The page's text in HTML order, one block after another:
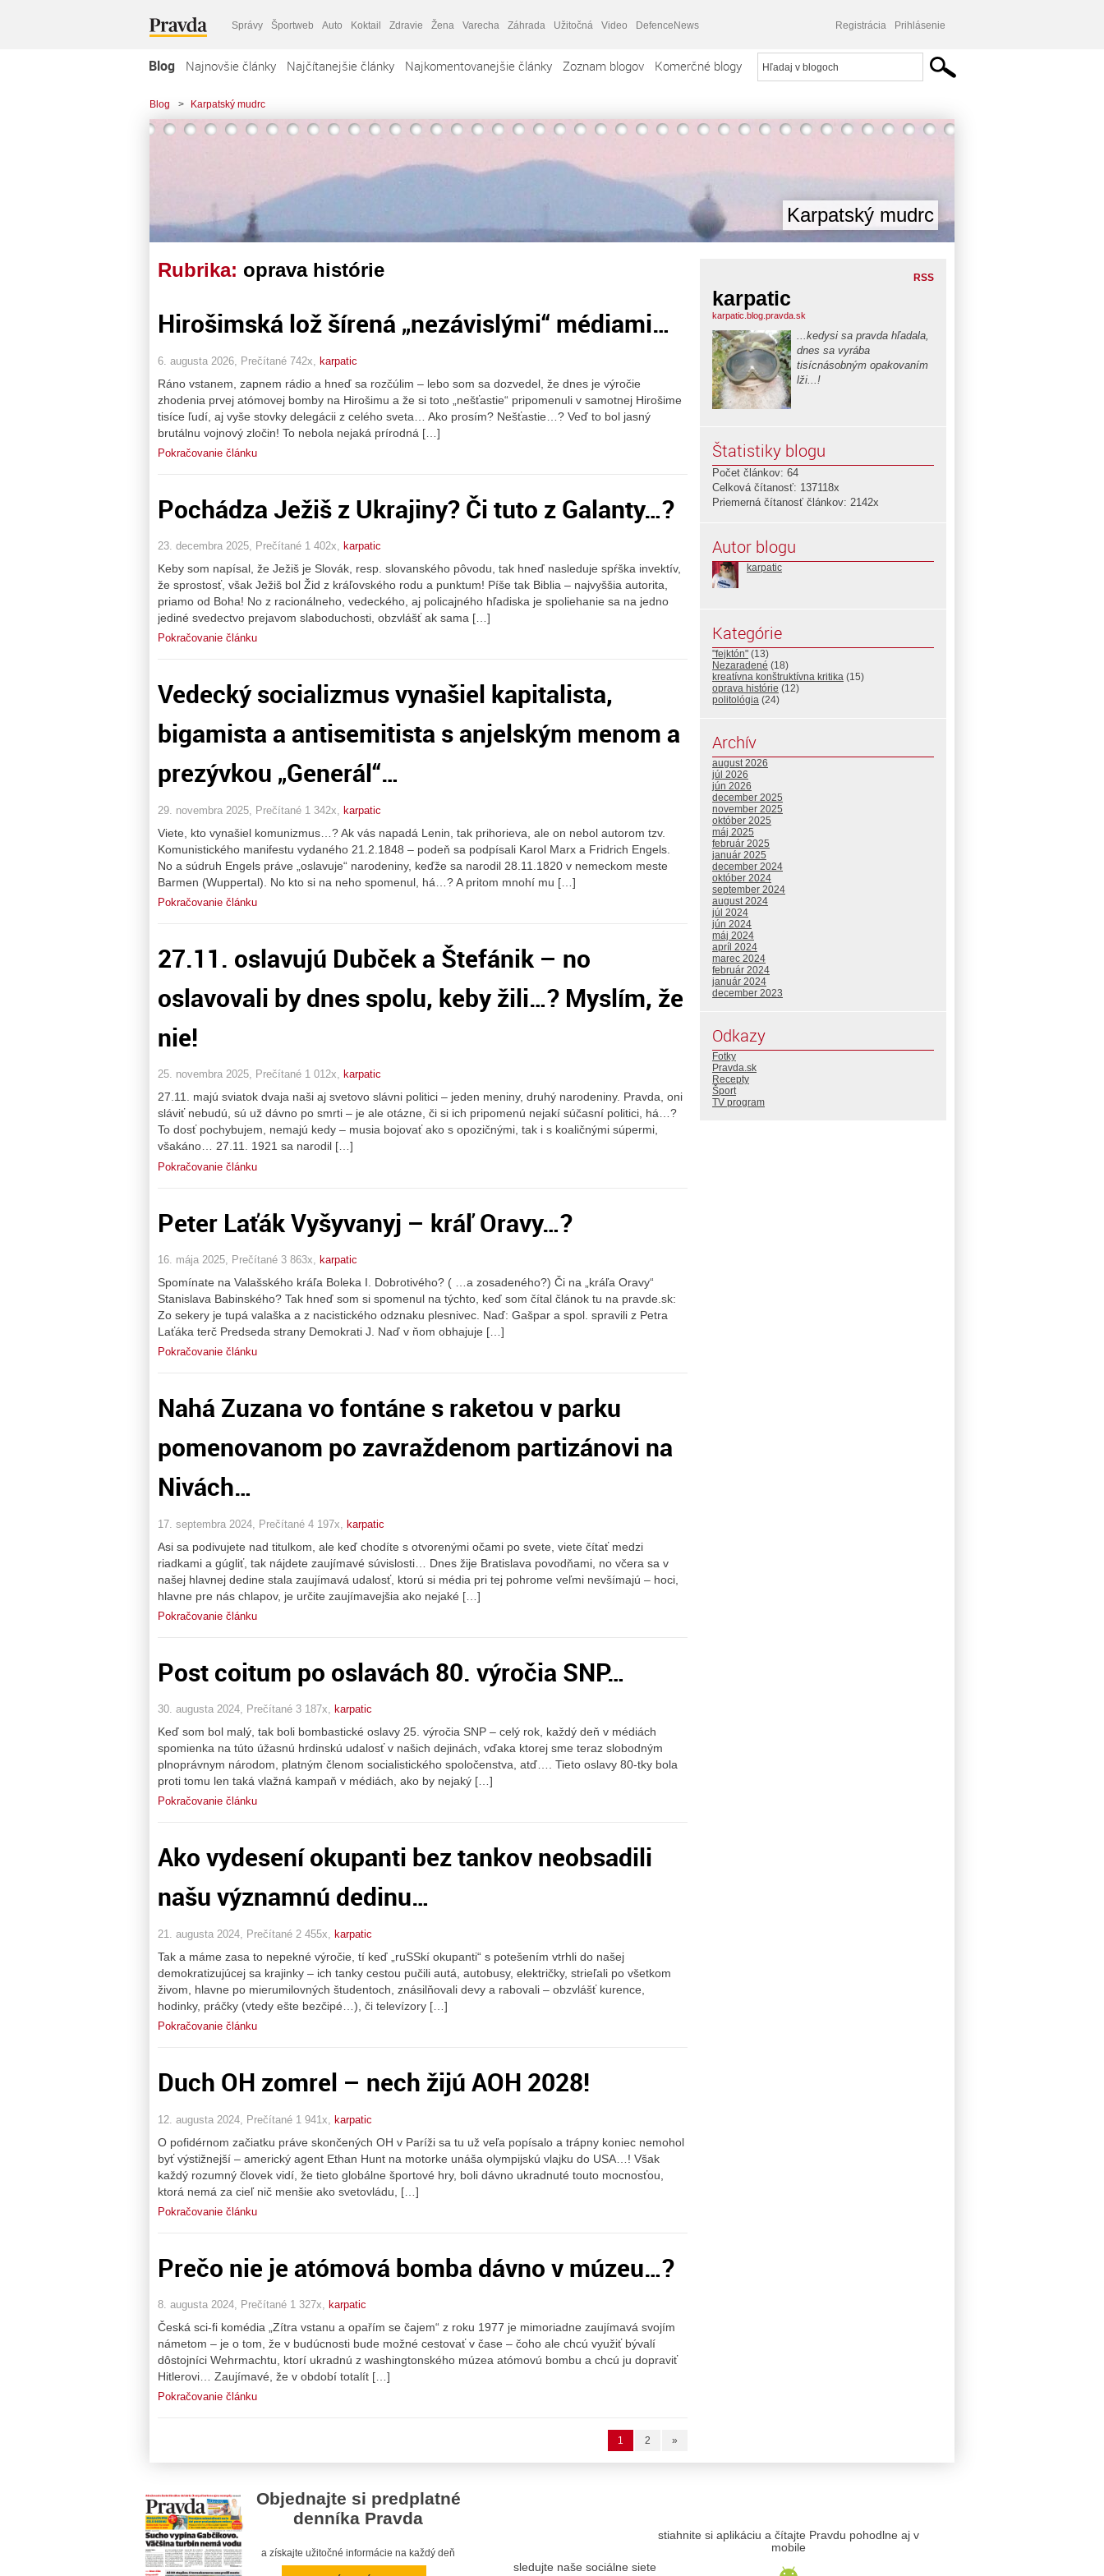
Správy Športweb Auto Koktail Zdravie Žena Varecha Záhrada Užitočná Video DefenceNews Registrácia Prihlásenie
Blog Najnovšie články Najčítanejšie články Najkomentovanejšie články Zoznam blogov Komerčné blogy
Blog > Karpatský mudrc
Karpatský mudrc
Rubrika: oprava histórie
Hirošimská lož šírená „nezávislými“ médiami…
6. augusta 2026, Prečítané 742x, karpatic
Ráno vstanem, zapnem rádio a hneď sa rozčúlim – lebo som sa dozvedel, že dnes je výročie
zhodenia prvej atómovej bomby na Hirošimu a že si toto „nešťastie“ pripomenuli v samotnej Hirošime
tisíce ľudí, aj vyše stovky delegácii z celého sveta… Ako prosím? Nešťastie…? Veď to bol jasný
brutálnu vojnový zločin! To nebola nejaká prírodná […]
Pokračovanie článku
Pochádza Ježiš z Ukrajiny? Či tuto z Galanty…?
23. decembra 2025, Prečítané 1 402x, karpatic
Keby som napísal, že Ježiš je Slovák, resp. slovanského pôvodu, tak hneď nasleduje spŕška invektív,
že sprostosť, však Ježiš bol Žid z kráľovského rodu a punktum! Píše tak Biblia – najvyššia autorita,
priamo od Boha! No z racionálneho, vedeckého, aj policajného hľadiska je spoliehanie sa na jedno
jediné svedectvo prejavom slaboduchosti, obzvlášť ak sama […]
Pokračovanie článku
Vedecký socializmus vynašiel kapitalista,
bigamista a antisemitista s anjelským menom a
prezývkou „Generál“…
29. novembra 2025, Prečítané 1 342x, karpatic
Viete, kto vynašiel komunizmus…? Ak vás napadá Lenin, tak prihorieva, ale on nebol autorom tzv.
Komunistického manifestu vydaného 21.2.1848 – podeň sa podpísali Karol Marx a Fridrich Engels.
No a súdruh Engels práve „oslavuje“ narodeniny, keďže sa narodil 28.11.1820 v nemeckom meste
Barmen (Wuppertal). No kto si na neho spomenul, há…? A pritom mnohí mu […]
Pokračovanie článku
27.11. oslavujú Dubček a Štefánik – no
oslavovali by dnes spolu, keby žili…? Myslím, že
nie!
25. novembra 2025, Prečítané 1 012x, karpatic
27.11. majú sviatok dvaja naši aj svetovo slávni politici – jeden meniny, druhý narodeniny. Pravda, oni
sláviť nebudú, sú už dávno po smrti – je ale otázne, či si ich pripomenú nejakí súčasní politici, há…?
To dosť pochybujem, nemajú kedy – musia bojovať ako s opozičnými, tak i s koaličnými súpermi,
všakáno… 27.11. 1921 sa narodil […]
Pokračovanie článku
Peter Laťák Vyšyvanyj – kráľ Oravy…?
16. mája 2025, Prečítané 3 863x, karpatic
Spomínate na Valašského kráľa Boleka I. Dobrotivého? ( …a zosadeného?) Či na „kráľa Oravy“
Stanislava Babinského? Tak hneď som si spomenul na týchto, keď som čítal článok tu na pravde.sk:
Zo sekery je tupá valaška a z nacistického odznaku plesnivec. Naď: Gašpar a spol. spravili z Petra
Laťáka terč Predseda strany Demokrati J. Naď v ňom obhajuje […]
Pokračovanie článku
Nahá Zuzana vo fontáne s raketou v parku
pomenovanom po zavraždenom partizánovi na
Nivách…
17. septembra 2024, Prečítané 4 197x, karpatic
Asi sa podivujete nad titulkom, ale keď chodíte s otvorenými očami po svete, viete čítať medzi
riadkami a gúgliť, tak nájdete zaujímavé súvislosti… Dnes žije Bratislava povodňami, no včera sa v
našej hlavnej dedine stala zaujímavá udalosť, ktorú si média pri tej pohrome veľmi nevšímajú – hoci,
hlavne pre nás chlapov, je určite zaujímavejšia ako nejaké […]
Pokračovanie článku
Post coitum po oslavách 80. výročia SNP…
30. augusta 2024, Prečítané 3 187x, karpatic
Keď som bol malý, tak boli bombastické oslavy 25. výročia SNP – celý rok, každý deň v médiách
spomienka na túto úžasnú hrdinskú udalosť v našich dejinách, vďaka ktorej sme teraz slobodným
plnoprávnym národom, platným členom socialistického spoločenstva, atď…. Tieto oslavy 80-tky bola
proti tomu len taká vlažná kampaň v médiách, ako by nejaký […]
Pokračovanie článku
Ako vydesení okupanti bez tankov neobsadili
našu významnú dedinu…
21. augusta 2024, Prečítané 2 455x, karpatic
Tak a máme zasa to nepekné výročie, tí keď „ruSSkí okupanti“ s potešením vtrhli do našej
demokratizujúcej sa krajinky – ich tanky cestou pučili autá, autobusy, električky, strieľali po všetkom
živom, hlavne po mierumilovných študentoch, znásilňovali devy a rabovali – obzvlášť kurence,
hodinky, práčky (vtedy ešte bezčipé…), či televízory […]
Pokračovanie článku
Duch OH zomrel – nech žijú AOH 2028!
12. augusta 2024, Prečítané 1 941x, karpatic
O pofidérnom začiatku práve skončených OH v Paríži sa tu už veľa popísalo a trápny koniec nemohol
byť výstižnejší – americký agent Ethan Hunt na motorke unáša olympijskú vlajku do USA…! Však
každý rozumný človek vidí, že tieto globálne športové hry, boli dávno ukradnuté touto mocnosťou,
ktorá nemá za cieľ nič menšie ako svetovládu, […]
Pokračovanie článku
Prečo nie je atómová bomba dávno v múzeu…?
8. augusta 2024, Prečítané 1 327x, karpatic
Česká sci-fi komédia „Zítra vstanu a opařím se čajem“ z roku 1977 je mimoriadne zaujímavá svojím
námetom – je o tom, že v budúcnosti bude možné cestovať v čase – čoho ale chcú využiť bývalí
dôstojníci Wehrmachtu, ktorí ukradnú z washingtonského múzea atómovú bombu a chcú ju dopraviť
Hitlerovi… Zaujímavé, že v období totalít […]
Pokračovanie článku
1 2 »
RSS
karpatic
karpatic.blog.pravda.sk
...kedysi sa pravda hľadala,
dnes sa vyrába
tisícnásobným opakovaním
lži...!
Štatistiky blogu
Počet článkov: 64
Celková čítanosť: 137118x
Priemerná čítanosť článkov: 2142x
Autor blogu
karpatic
Kategórie
"fejktón" (13)
Nezaradené (18)
kreatívna konštruktívna kritika (15)
oprava histórie (12)
politológia (24)
Archív
august 2026
júl 2026
jún 2026
december 2025
november 2025
október 2025
máj 2025
február 2025
január 2025
december 2024
október 2024
september 2024
august 2024
júl 2024
jún 2024
máj 2024
apríl 2024
marec 2024
február 2024
január 2024
december 2023
Odkazy
Fotky
Pravda.sk
Recepty
Šport
TV program
Objednajte si predplatné
denníka Pravda
a získajte užitočné informácie na každý deň
sledujte naše sociálne siete
stiahnite si aplikáciu a čítajte Pravdu pohodlne aj v
mobile